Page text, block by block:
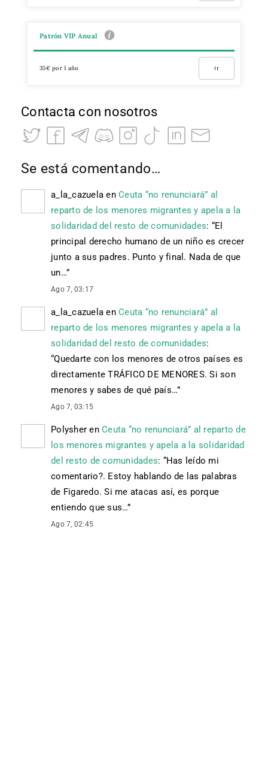
Patrón VIP Anual
35€ por 1 año Ir
Contacta con nosotros
Se está comentando…
a_la_cazuela en Ceuta “no renunciará” al
reparto de los menores migrantes y apela a la
solidaridad del resto de comunidades: “El
principal derecho humano de un niño es crecer
junto a sus padres. Punto y final. Nada de que
un…”
Ago 7, 03:17
a_la_cazuela en Ceuta “no renunciará” al
reparto de los menores migrantes y apela a la
solidaridad del resto de comunidades:
“Quedarte con los menores de otros países es
directamente TRÁFICO DE MENORES. Si son
menores y sabes de qué país…”
Ago 7, 03:15
Polysher en Ceuta “no renunciará” al reparto de
los menores migrantes y apela a la solidaridad
del resto de comunidades: “Has leído mi
comentario?. Estoy hablando de las palabras
de Figaredo. Si me atacas así, es porque
entiendo que sus…”
Ago 7, 02:45